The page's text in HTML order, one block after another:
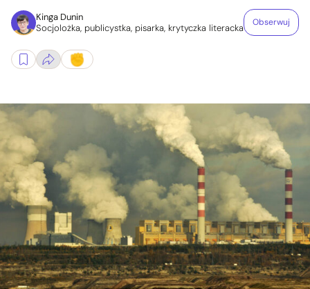
Kinga Dunin
Socjolożka, publicystka, pisarka, krytyczka literacka
Obserwuj